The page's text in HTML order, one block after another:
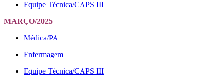
Equipe Técnica/CAPS III
MARÇO/2025
Médica/PA
Enfermagem
Equipe Técnica/CAPS III